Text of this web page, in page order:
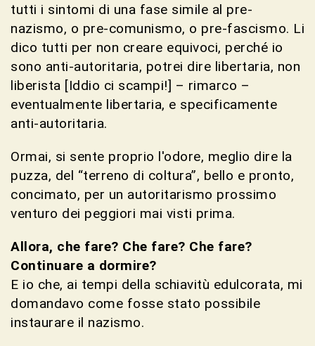
tutti i sintomi di una fase simile al pre-
nazismo, o pre-comunismo, o pre-fascismo. Li
dico tutti per non creare equivoci, perché io
sono anti-autoritaria, potrei dire libertaria, non
liberista [Iddio ci scampi!] – rimarco –
eventualmente libertaria, e specificamente
anti-autoritaria.
Ormai, si sente proprio l'odore, meglio dire la
puzza, del “terreno di coltura”, bello e pronto,
concimato, per un autoritarismo prossimo
venturo dei peggiori mai visti prima.
Allora, che fare? Che fare? Che fare?
Continuare a dormire?
E io che, ai tempi della schiavitù edulcorata, mi
domandavo come fosse stato possibile
instaurare il nazismo.